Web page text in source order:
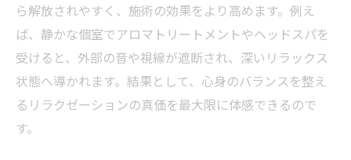
ら解放されやすく、施術の効果をより高めます。例え
ば、静かな個室でアロマトリートメントやヘッドスパを
受けると、外部の音や視線が遮断され、深いリラックス
状態へ導かれます。結果として、心身のバランスを整え
るリラクゼーションの真価を最大限に体感できるので
す。